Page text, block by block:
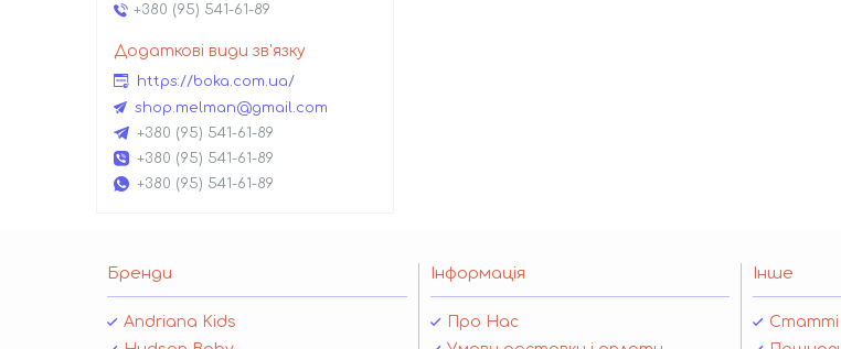
+380 (95) 541-61-89
https://boka.com.ua/
shop.melman@gmail.com
+380 (95) 541-61-89
+380 (95) 541-61-89
+380 (95) 541-61-89
Бренди
Andriana Kids
Інформація
Про Нас
Інше
Статті